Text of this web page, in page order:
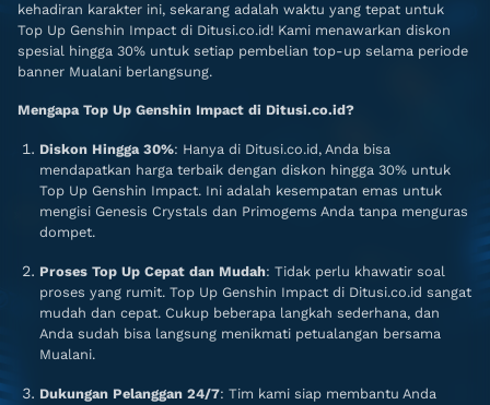
kehadiran karakter ini, sekarang adalah waktu yang tepat untuk
Top Up Genshin Impact di Ditusi.co.id! Kami menawarkan diskon
spesial hingga 30% untuk setiap pembelian top-up selama periode
banner Mualani berlangsung.
Mengapa Top Up Genshin Impact di Ditusi.co.id?
Diskon Hingga 30%: Hanya di Ditusi.co.id, Anda bisa
mendapatkan harga terbaik dengan diskon hingga 30% untuk
Top Up Genshin Impact. Ini adalah kesempatan emas untuk
mengisi Genesis Crystals dan Primogems Anda tanpa menguras
dompet.
Proses Top Up Cepat dan Mudah: Tidak perlu khawatir soal
proses yang rumit. Top Up Genshin Impact di Ditusi.co.id sangat
mudah dan cepat. Cukup beberapa langkah sederhana, dan
Anda sudah bisa langsung menikmati petualangan bersama
Mualani.
Dukungan Pelanggan 24/7: Tim kami siap membantu Anda